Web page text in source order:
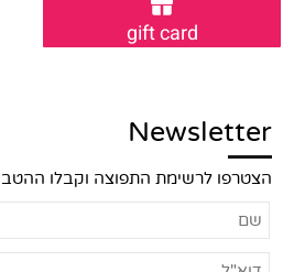
gift card
Newsletter
הצטרפו לרשימת התפוצה וקבלו